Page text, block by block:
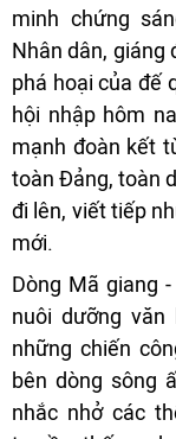
minh chứng
Nhân dân, giáng
phá hoại của đế
hội nhập hôm
mạnh đoàn kết
toàn Đảng, toàn
đi lên, viết tiếp
mới.
Dòng Mã giang
nuôi dưỡng
những chiến
bên dòng sông
nhắc nhở các